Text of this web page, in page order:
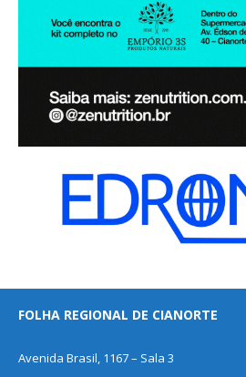
FOLHA REGIONAL DE CIANORTE
Avenida Brasil, 1167 – Sala 3